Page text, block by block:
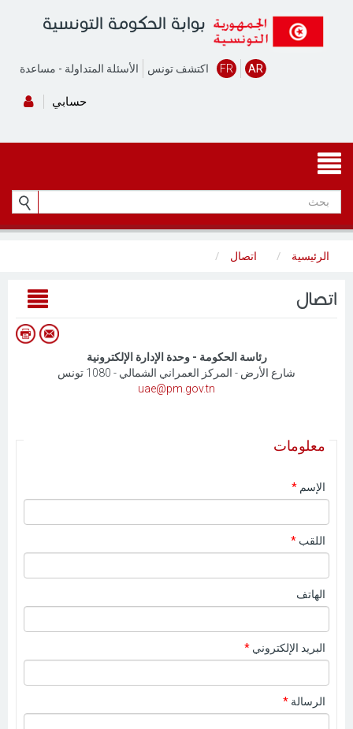
بوابة الحكومة التونسية
الأسئلة المتداولة - مساعدة اكتشف تونس FR AR
حسابي
الرئيسية اتصال
اتصال
رئاسة الحكومة -وحدة الإدارة الإلكترونية
شارع الأرض - المركز العمراني الشمالي - 1080 تونس
uae@pm.gov.tn
معلومات
الإسم *
اللقب *
الهاتف
البريد الإلكتروني *
الرسالة *